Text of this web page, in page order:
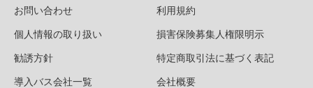
お問い合わせ
利用規約
個人情報の取り扱い
損害保険募集人権限明示
勧誘方針
特定商取引法に基づく表記
導入バス会社一覧
会社概要